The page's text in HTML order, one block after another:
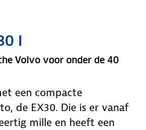
I
Volvo voor onder de 40
een compacte
de EX30. Die is er vanaf
mille en heeft een